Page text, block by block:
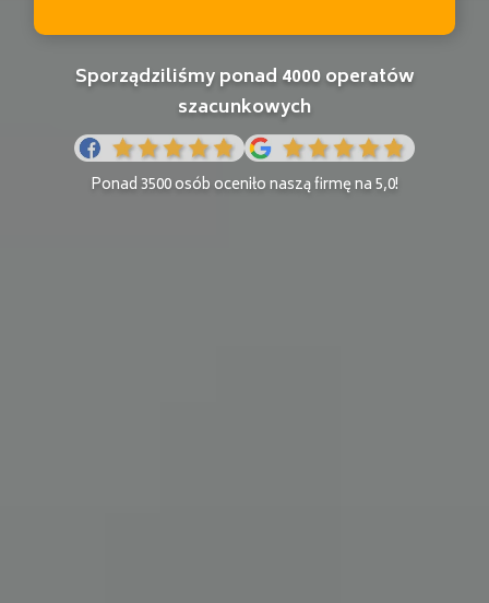
Sporządziliśmy ponad 4000 operatów
szacunkowych
Ponad 3500 osób oceniło naszą firmę na 5,0!